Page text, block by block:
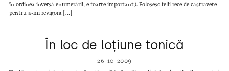
în ordinea inversă enumerării, e foarte important). Folosesc felii rece de castravete
pentru a-mi revigora […]
În loc de loțiune tonică
26_10_2009